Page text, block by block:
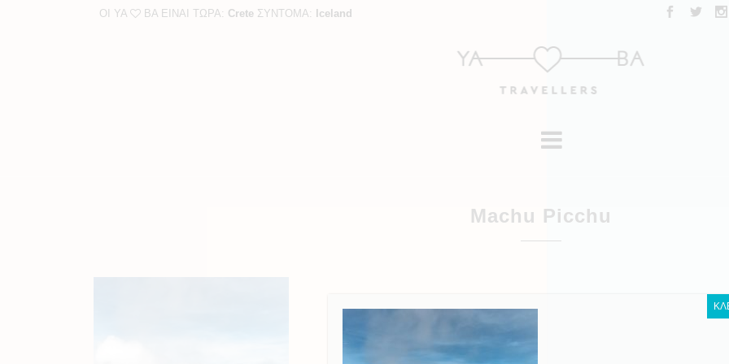
ΟΙ YA BA ΕΙΝΑΙ ΤΩΡΑ: Crete ΣΥΝΤΟΜΑ: Iceland
Machu Picchu